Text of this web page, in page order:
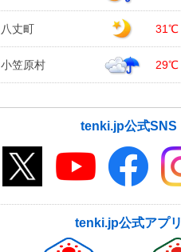
八丈町 31℃
小笠原村 29℃
tenki.jp公式SNS
tenki.jp公式アプリ